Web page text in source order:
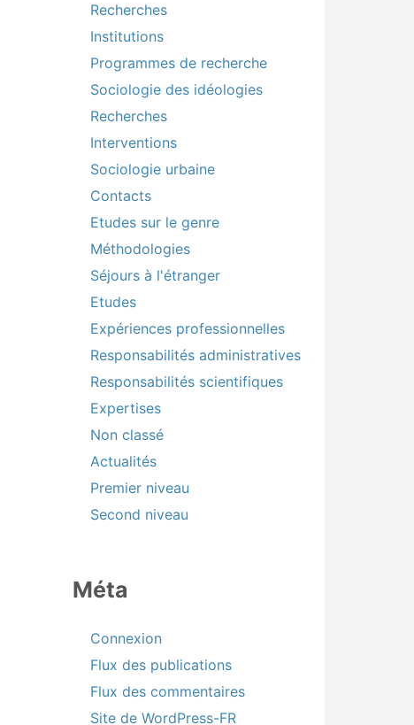
Recherches
Institutions
Programmes de recherche
Sociologie des idéologies
Recherches
Interventions
Sociologie urbaine
Contacts
Etudes sur le genre
Méthodologies
Séjours à l'étranger
Etudes
Expériences professionnelles
Responsabilités administratives
Responsabilités scientifiques
Expertises
Non classé
Actualités
Premier niveau
Second niveau
Méta
Connexion
Flux des publications
Flux des commentaires
Site de WordPress-FR